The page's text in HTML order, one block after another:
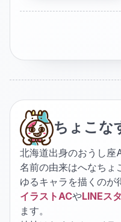
ちょこな
北海道出身のおうし座
名前の由来はへなちょ
ゆるキャラを描くのが
イラストACやLINEス
ます。